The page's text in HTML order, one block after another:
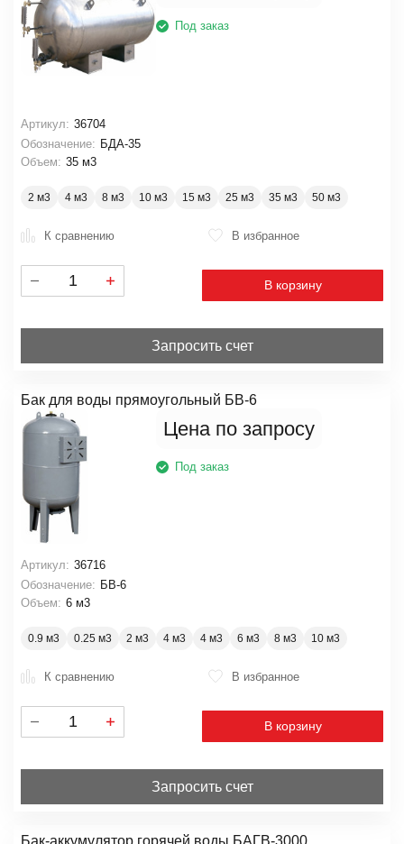
Под заказ
Артикул: 36704
Обозначение: БДА-35
Объем: 35 м3
2 м3 4 м3 8 м3 10 м3 15 м3 25 м3 35 м3 50 м3
К сравнению В избранное
В корзину
Запросить счет
Бак для воды прямоугольный БВ-6
Цена по запросу
Под заказ
Артикул: 36716
Обозначение: БВ-6
Объем: 6 м3
0.9 м3 0.25 м3 2 м3 4 м3 4 м3 6 м3 8 м3 10 м3
К сравнению В избранное
В корзину
Запросить счет
Бак-аккумулятор горячей воды БАГВ-3000